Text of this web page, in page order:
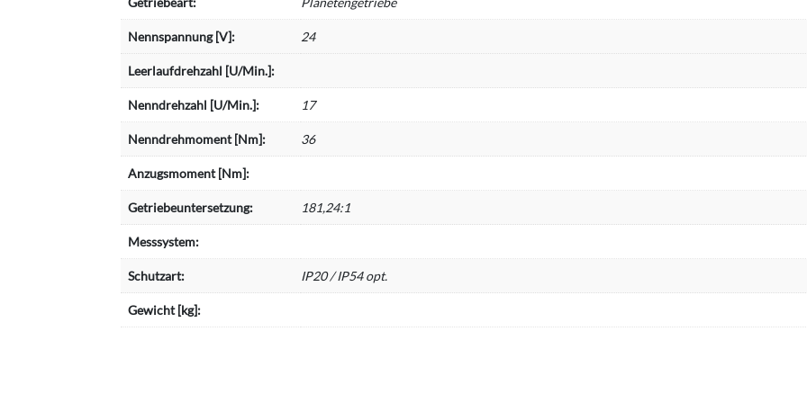
Nennspannung [V]: 24
Leerlaufdrehzahl [U/Min.]:
Nenndrehzahl [U/Min.]: 17
Nenndrehmoment [Nm]: 36
Anzugsmoment [Nm]:
Getriebeuntersetzung: 181,24:1
Messsystem:
Schutzart: IP20 / IP54 opt.
Gewicht [kg]: